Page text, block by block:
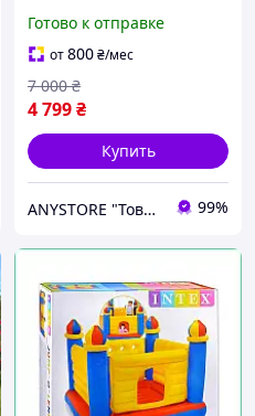
для детей дома дачи
складной до 130 кг
Готово к отправке
от800₴/мес
4 799₴
7 000 ₴
Купить
ANYSTORE "Товары для дома и активного отдыха" 99%